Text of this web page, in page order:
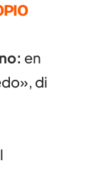
en
di